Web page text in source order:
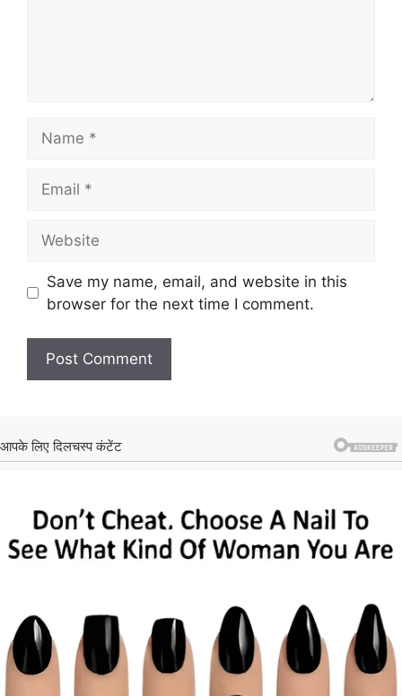
Save my name, email, and website in this
browser for the next time I comment.